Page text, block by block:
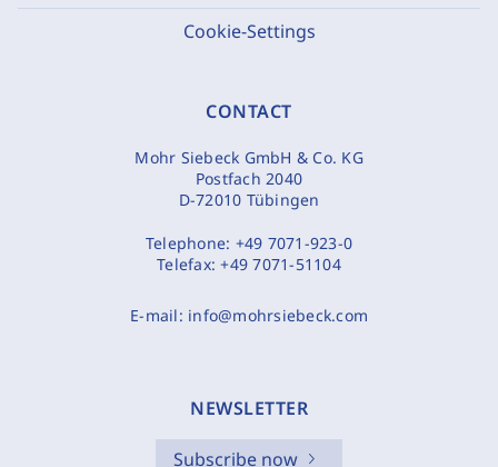
Cookie-Settings
CONTACT
Mohr Siebeck GmbH & Co. KG
Postfach 2040
D-72010 Tübingen
Telephone: +49 7071-923-0
Telefax:+49 7071-51104
E-mail: info@mohrsiebeck.com
NEWSLETTER
Subscribe now